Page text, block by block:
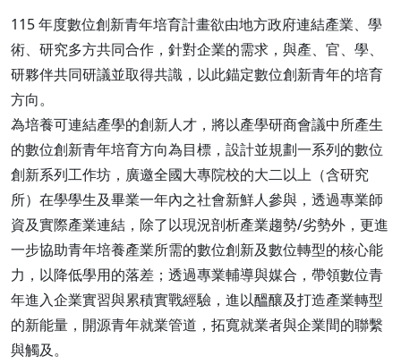
115 年度數位創新青年培育計畫欲由地方政府連結產業、學
術、研究多方共同合作，針對企業的需求，與產、官、學、
研夥伴共同研議並取得共識，以此錨定數位創新青年的培育
方向。
為培養可連結產學的創新人才，將以產學研商會議中所產生
的數位創新青年培育方向為目標，設計並規劃一系列的數位
創新系列工作坊，廣邀全國大專院校的大二以上（含研究
所）在學學生及畢業一年內之社會新鮮人參與，透過專業師
資及實際產業連結，除了以現況剖析產業趨勢/劣勢外，更進
一步協助青年培養產業所需的數位創新及數位轉型的核心能
力，以降低學用的落差；透過專業輔導與媒合，帶領數位青
年進入企業實習與累積實戰經驗，進以醞釀及打造產業轉型
的新能量，開源青年就業管道，拓寬就業者與企業間的聯繫
與觸及。